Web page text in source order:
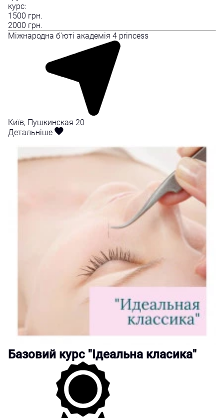
курс:
1500 грн.
2000 грн.
Міжнародна б'юті академія 4 princess
Київ, Пушкинская 20
Детальніше
Базовий курс "Ідеальна класика"